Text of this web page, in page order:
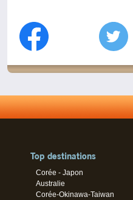
Top destinations
Corée - Japon
Australie
Corée-Okinawa-Taiwan